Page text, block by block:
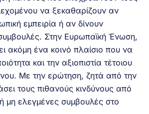
να ξεκαθαρίζουν αν
εμπειρία ή αν δίνουν
Στην Ευρωπαϊκή Ένωση,
ακόμη ένα κοινό πλαίσιο που να
και την αξιοπιστία τέτοιου
Με την ερώτηση, ζητά από την
τους πιθανούς κινδύνους από
μη ελεγμένες συμβουλές στο